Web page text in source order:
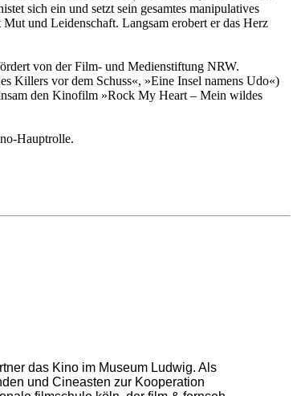
sich ein und setzt sein gesamtes manipulatives
und Leidenschaft. Langsam erobert er das Herz
von der Film- und Medienstiftung NRW.
Killers vor dem Schuss«, »Eine Insel namens Udo«)
den Kinofilm »Rock My Heart – Mein wildes
Hauptrolle.
das Kino im Museum Ludwig. Als
und Cineasten zur Kooperation